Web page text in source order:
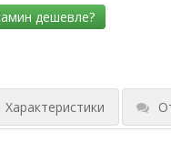
Характеристики